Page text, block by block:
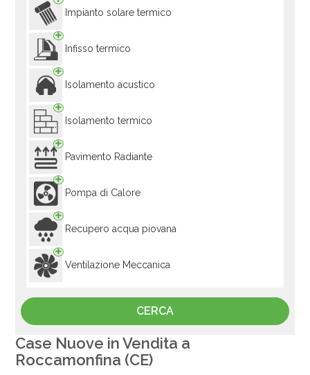
Impianto solare termico
Infisso termico
Isolamento acustico
Isolamento termico
Pavimento Radiante
Pompa di Calore
Recupero acqua piovana
Ventilazione Meccanica
Case Nuove in Vendita a
Roccamonfina (CE)